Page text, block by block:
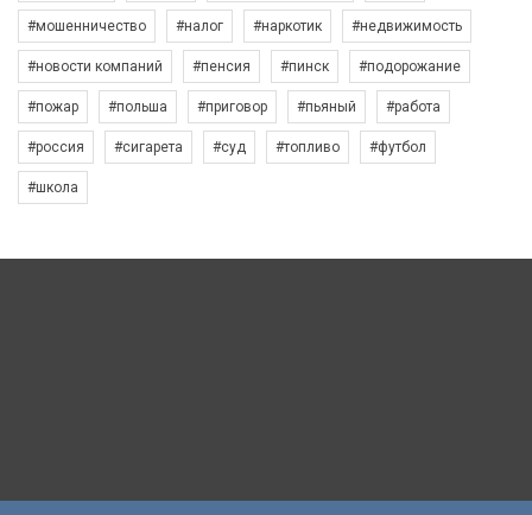
#мошенничество #налог #наркотик #недвижимость
#новости компаний #пенсия #пинск #подорожание
#пожар #польша #приговор #пьяный #работа
#россия #сигарета #суд #топливо #футбол
#школа